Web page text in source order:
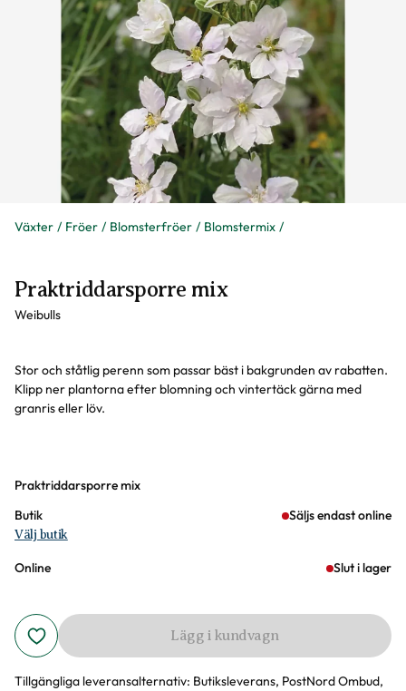
Växter Fröer Blomsterfröer Blomstermix
Praktriddarsporre mix
Weibulls
Stor och ståtlig perenn som passar bäst i bakgrunden av rabatten.
Klipp ner plantorna efter blomning och vintertäck gärna med
granris eller löv.
Varianter
Praktriddarsporre mix
Butik
Säljs endast online
Välj butik
Online Slut i lager
Lägg i kundvagn
Tillgängliga leveransalternativ: Butiksleverans, PostNord Ombud,